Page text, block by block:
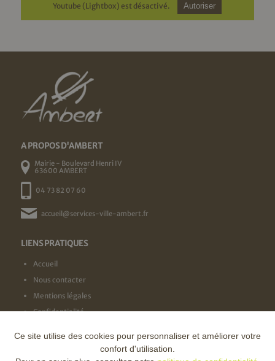
Youtube (Lightbox) est désactivé. Autoriser
A PROPOS D'AMBERT
Mairie - Boulevard Henri IV
63600 AMBERT
04 73 82 07 60
accueil@services-ville-ambert.fr
LIENS PRATIQUES
Accueil
Nous contacter
Mentions légales
Confidentialité
NOS LABELS
Ce site utilise des cookies pour personnaliser et améliorer votre
confort d'utilisation.